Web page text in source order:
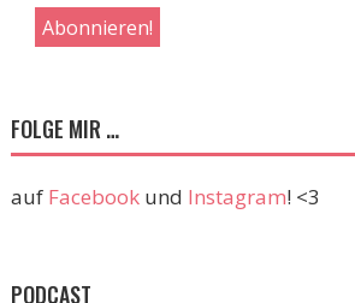
FOLGE MIR …
auf Facebookund Instagram! <3
PODCAST